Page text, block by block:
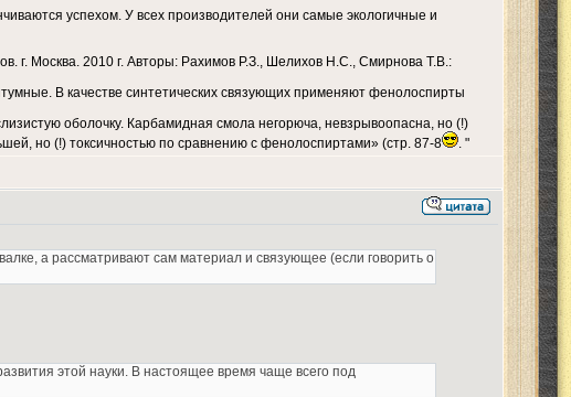
успехом. У всех производителей они самые экологичные и
г. Москва. 2010 г. Авторы: Рахимов Р.З., Шелихов Н.С., Смирнова Т.В.:
В качестве синтетических связующих применяют фенолоспирты
оболочку. Карбамидная смола негорюча, невзрывоопасна, но (!)
но (!) токсичностью по сравнению с фенолоспиртами» (стр. 87-8
. "
а рассматривают сам материал и связующее (если говорить о
этой науки. В настоящее время чаще всего под